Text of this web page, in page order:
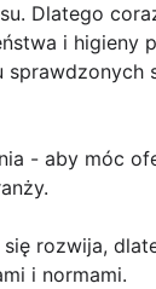
Dlatego
i higieny
- aby móc
rozwija,
i normami.